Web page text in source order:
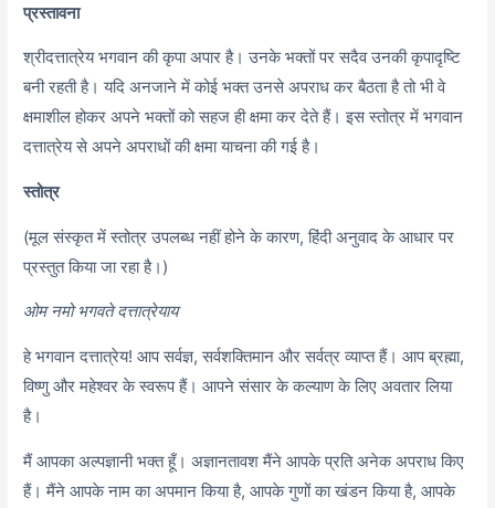
प्रस्तावना
श्रीदत्तात्रेय भगवान की कृपा अपार है। उनके भक्तों पर सदैव उनकी कृपादृष्टि
बनी रहती है। यदि अनजाने में कोई भक्त उनसे अपराध कर बैठता है तो भी वे
क्षमाशील होकर अपने भक्तों को सहज ही क्षमा कर देते हैं। इस स्तोत्र में भगवान
दत्तात्रेय से अपने अपराधों की क्षमा याचना की गई है।
स्तोत्र
(मूल संस्कृत में स्तोत्र उपलब्ध नहीं होने के कारण, हिंदी अनुवाद के आधार पर
प्रस्तुत किया जा रहा है।)
ओम नमो भगवते दत्तात्रेयाय
हे भगवान दत्तात्रेय! आप सर्वज्ञ, सर्वशक्तिमान और सर्वत्र व्याप्त हैं। आप ब्रह्मा,
विष्णु और महेश्वर के स्वरूप हैं। आपने संसार के कल्याण के लिए अवतार लिया
है।
मैं आपका अल्पज्ञानी भक्त हूँ। अज्ञानतावश मैंने आपके प्रति अनेक अपराध किए
हैं। मैंने आपके नाम का अपमान किया है, आपके गुणों का खंडन किया है, आपके